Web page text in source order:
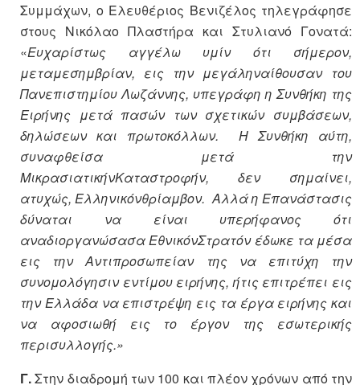
Συμμάχων, ο Ελευθέριος Βενιζέλος τηλεγράφησε
στους Νικόλαο Πλαστήρα και Στυλιανό Γονατά:
«Ευχαρίστως αγγέλω υμίν ότι σήμερον,
μεταμεσημβρίαν, εις την μεγάληναίθουσαν του
Πανεπιστημίου Λωζάννης, υπεγράφη η Συνθήκη της
Ειρήνης μετά πασών των σχετικών συμβάσεων,
δηλώσεων και πρωτοκόλλων. Η Συνθήκη αύτη,
συναφθείσα μετά την
ΜικρασιατικήνΚαταστροφήν, δεν σημαίνει,
ατυχώς, Ελληνικόνθρίαμβον. Αλλά η Επανάστασις
δύναται να είναι υπερήφανος ότι
αναδιοργανώσασα ΕθνικόνΣτρατόν έδωκε τα μέσα
εις την Αντιπροσωπείαν της να επιτύχη την
συνομολόγησιν εντίμου ειρήνης, ήτις επιτρέπει εις
την Ελλάδα να επιστρέψη εις τα έργα ειρήνης και
να αφοσιωθή εις το έργον της εσωτερικής
περισυλλογής.»
Γ.Στην διαδρομή των 100 και πλέον χρόνων από την